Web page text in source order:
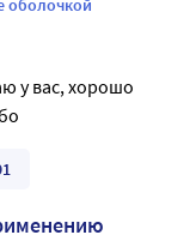
оболочкой
у вас, хорошо